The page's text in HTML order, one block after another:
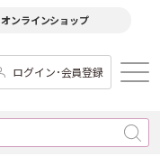
オンラインショップ
ログイン･会員登録